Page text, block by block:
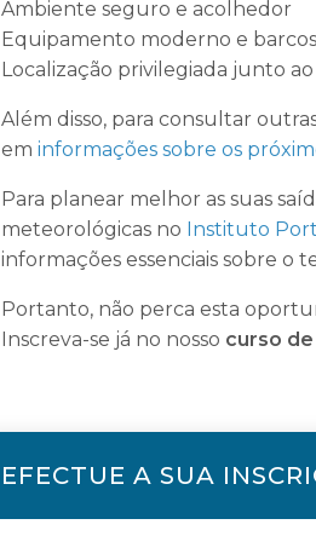
Ambiente seguro e acolhedor
Equipamento moderno e
Localização privilegiada junto ao
Além disso, para consultar
em informações sobre os
Para planear melhor as suas
meteorológicas no Instituto
informações essenciais sobre o
Portanto, não perca esta
Inscreva-se já no nosso curso
EFECTUE A SUA